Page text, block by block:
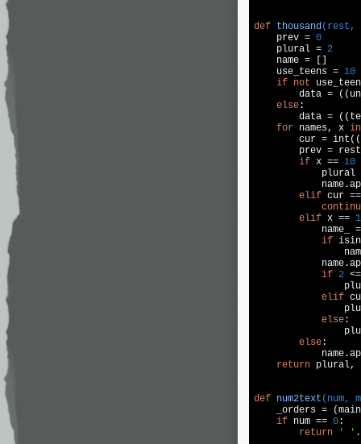
def thousand(rest,
prev = 0
    plural =
2
    name = []
    use_teens =
10
if not
data =
else:
data =
for names, x in
cur =
prev =
if x == 10
elif cur
elif x ==
name_
if
if 2
elif
else:
else:
return plural,
def num2text (num,
_orders =
if num == 0:
return
' '